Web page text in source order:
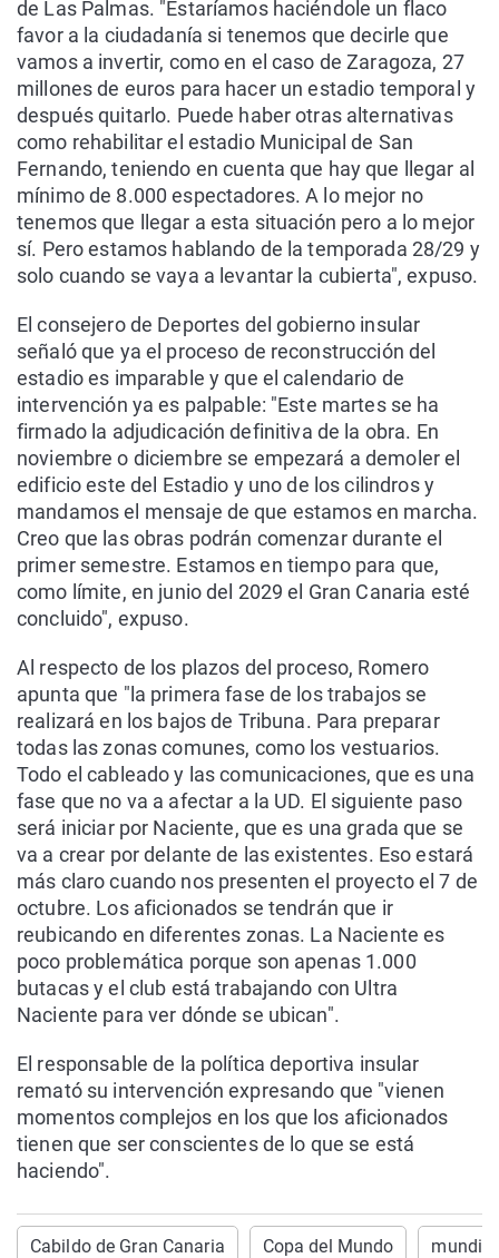
de Las Palmas. "Estaríamos haciéndole un flaco
favor a la ciudadanía si tenemos que decirle que
vamos a invertir, como en el caso de Zaragoza, 27
millones de euros para hacer un estadio temporal y
después quitarlo. Puede haber otras alternativas
como rehabilitar el estadio Municipal de San
Fernando, teniendo en cuenta que hay que llegar al
mínimo de 8.000 espectadores. A lo mejor no
tenemos que llegar a esta situación pero a lo mejor
sí. Pero estamos hablando de la temporada 28/29 y
solo cuando se vaya a levantar la cubierta", expuso.
El consejero de Deportes del gobierno insular
señaló que ya el proceso de reconstrucción del
estadio es imparable y que el calendario de
intervención ya es palpable: "Este martes se ha
firmado la adjudicación definitiva de la obra. En
noviembre o diciembre se empezará a demoler el
edificio este del Estadio y uno de los cilindros y
mandamos el mensaje de que estamos en marcha.
Creo que las obras podrán comenzar durante el
primer semestre. Estamos en tiempo para que,
como límite, en junio del 2029 el Gran Canaria esté
concluido", expuso.
Al respecto de los plazos del proceso, Romero
apunta que "la primera fase de los trabajos se
realizará en los bajos de Tribuna. Para preparar
todas las zonas comunes, como los vestuarios.
Todo el cableado y las comunicaciones, que es una
fase que no va a afectar a la UD. El siguiente paso
será iniciar por Naciente, que es una grada que se
va a crear por delante de las existentes. Eso estará
más claro cuando nos presenten el proyecto el 7 de
octubre. Los aficionados se tendrán que ir
reubicando en diferentes zonas. La Naciente es
poco problemática porque son apenas 1.000
butacas y el club está trabajando con Ultra
Naciente para ver dónde se ubican".
El responsable de la política deportiva insular
remató su intervención expresando que "vienen
momentos complejos en los que los aficionados
tienen que ser conscientes de lo que se está
haciendo".
Cabildo de Gran Canaria Copa del Mundo mundial